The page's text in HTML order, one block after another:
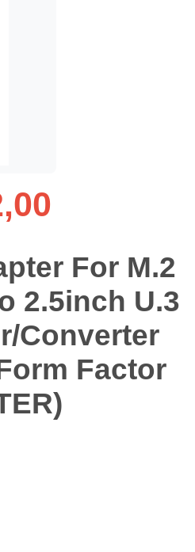
For M.2
2.5inch U.3
Converter
Factor